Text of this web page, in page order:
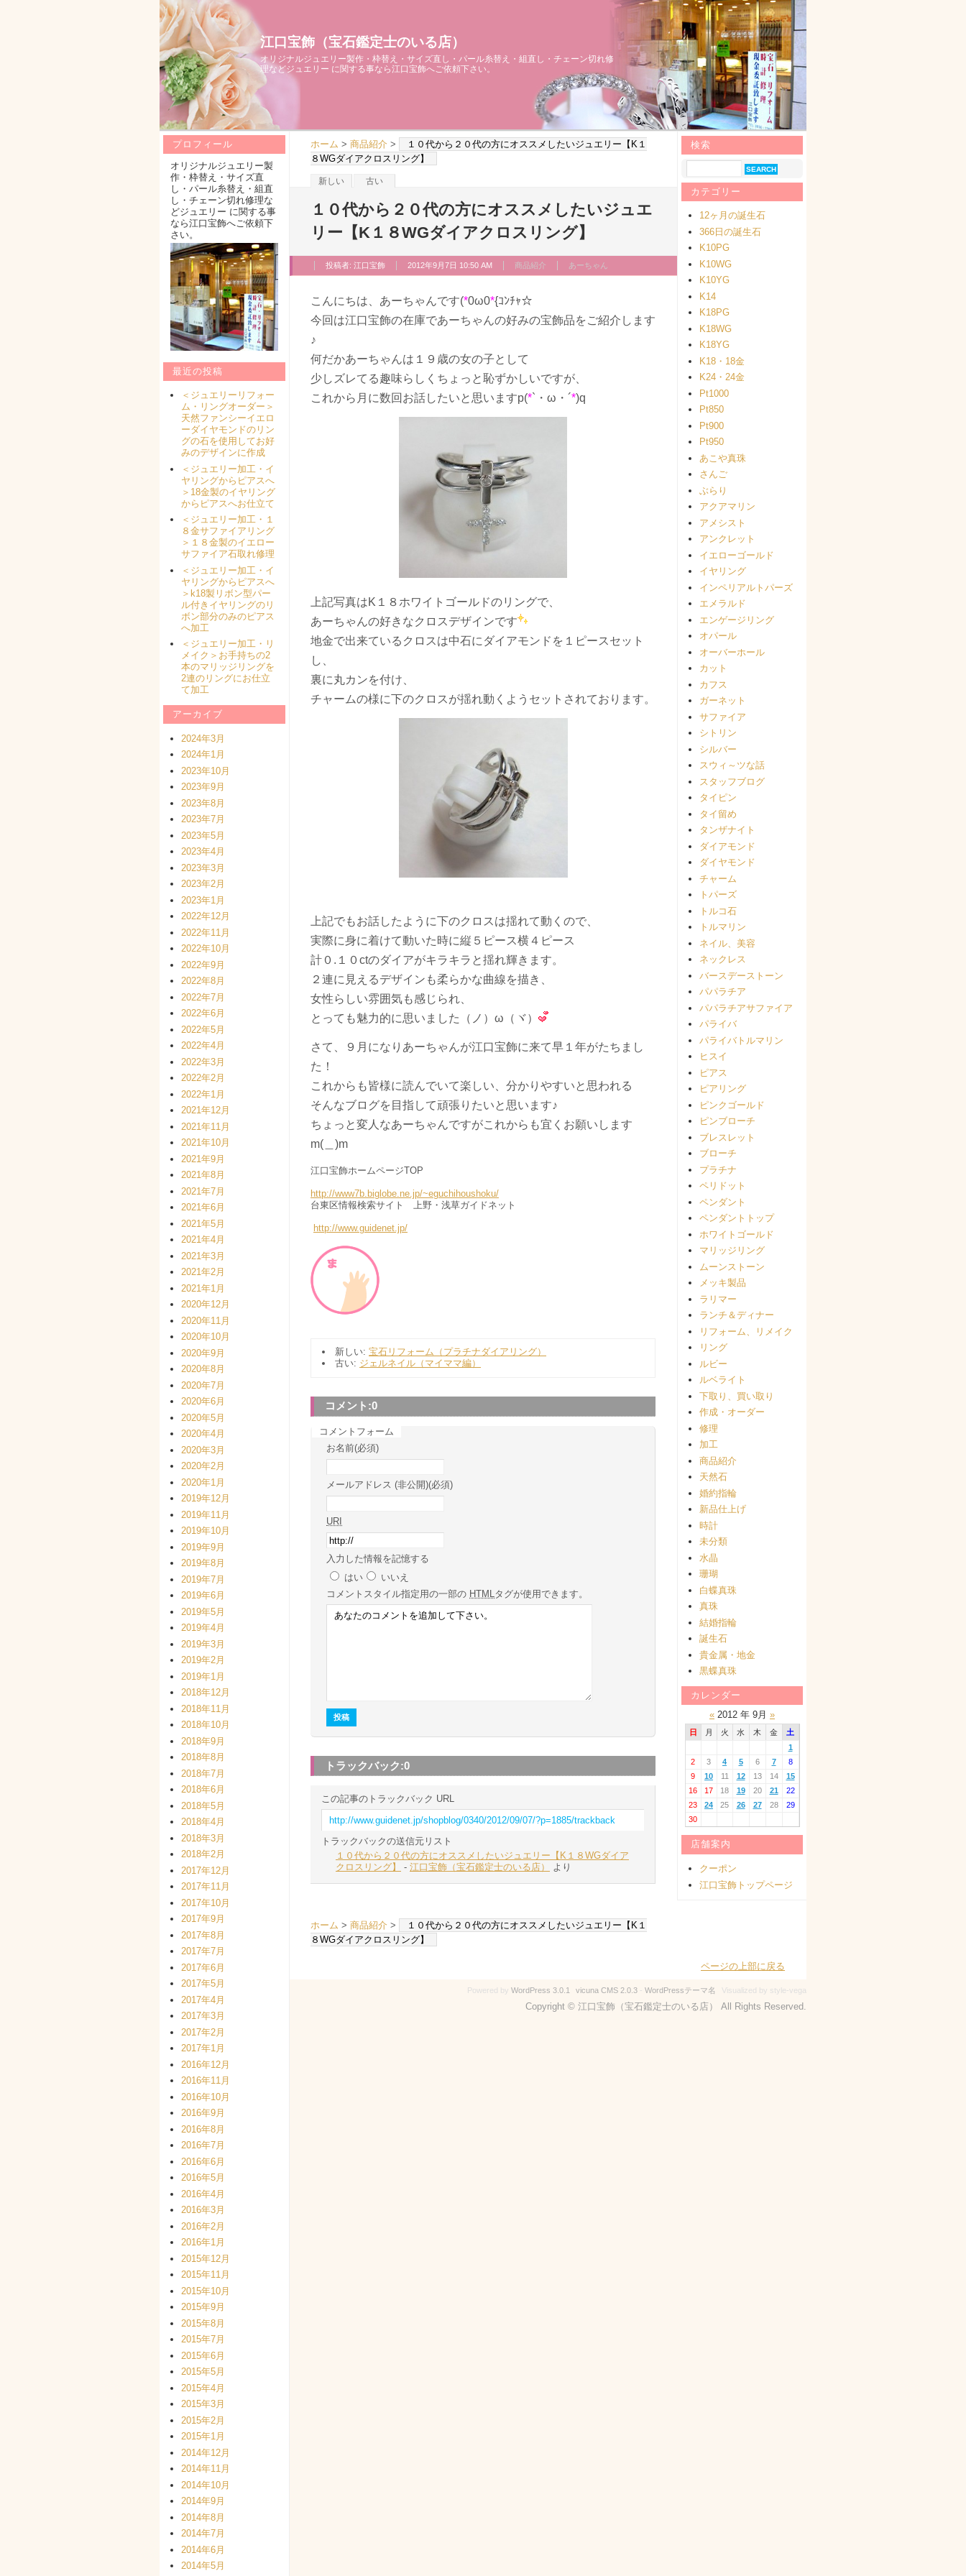
江口宝飾（宝石鑑定士のいる店）
オリジナルジュエリー製作・枠替え・サイズ直し・パール糸替え・組直し・チェーン切れ修
理などジュエリー に関する事なら江口宝飾へご依頼下さい。
ホーム > 商品紹介 >
１０代から２０代の方にオススメしたいジュエリー【K１
８WGダイアクロスリング】
新しい 古い
１０代から２０代の方にオススメしたいジュエ
リー【K１８WGダイアクロスリング】
投稿者: 江口宝飾 2012年9月7日 10:50 AM 商品紹介 あーちゃん
こんにちは、あーちゃんです(*0ω0*{ｺﾝﾁｬ☆
今回は江口宝飾の在庫であーちゃんの好みの宝飾品をご紹介します
♪
何だかあーちゃんは１９歳の女の子として
少しズレてる趣味らしくちょっと恥ずかしいですが、
これから月に数回お話したいと思いますp(*`・ω・´*)q
上記写真はK１８ホワイトゴールドのリングで、
あーちゃんの好きなクロスデザインです
地金で出来ているクロスは中石にダイアモンドを１ピースセット
し、
裏に丸カンを付け、
チャームの様に下のクロスが揺れ動くようセットされております。
上記でもお話したように下のクロスは揺れて動くので、
実際に身に着けて動いた時に縦５ピース横４ピース
計０.１０ctのダイアがキラキラと揺れ輝きます。
２連に見えるデザインも柔らかな曲線を描き、
女性らしい雰囲気も感じられ、
とっても魅力的に思いました（ノ）ω（ヾ）
さて、９月になりあーちゃんが江口宝飾に来て早１年がたちまし
た！
これからも皆様に読んでいて楽しい、分かりやすいと思われる
そんなブログを目指して頑張りたいと思います♪
ちょっと変人なあーちゃんですがこれからも宜くお願いします
m(＿)m
江口宝飾ホームページTOP
http://www7b.biglobe.ne.jp/~eguchihoushoku/
台東区情報検索サイト 上野・浅草ガイドネット
http://www.guidenet.jp/
新しい: 宝石リフォーム（プラチナダイアリング）
古い: ジェルネイル（マイママ編）
コメント:0
コメントフォーム
お名前(必須)
メールアドレス (非公開)(必須)
URI
入力した情報を記憶する
はい
いいえ
コメント スタイル指定用の一部の HTML タグが使用できます。
トラックバック:0
この記事のトラックバック URL
http://www.guidenet.jp/shopblog/0340/2012/09/07/?p=1885/trackback
トラックバックの送信元リスト
１０代から２０代の方にオススメしたいジュエリー【K１８WGダイア
クロスリング】
- 江口宝飾（宝石鑑定士のいる店） より
ホーム > 商品紹介 >
１０代から２０代の方にオススメしたいジュエリー【K１
８WGダイアクロスリング】
プロフィール
オリジナルジュエリー製
作・枠替え・サイズ直
し・パール糸替え・組直
し・チェーン切れ修理な
どジュエリー に関する事
なら江口宝飾へご依頼下
さい。
最近の投稿
＜ジュエリーリフォー
ム・リングオーダー＞
天然ファンシーイエロ
ーダイヤモンドのリン
グの石を使用してお好
みのデザインに作成
＜ジュエリー加工・イ
ヤリングからピアスへ
＞18金製のイヤリング
からピアスへお仕立て
＜ジュエリー加工・１
８金サファイアリング
＞１８金製のイエロー
サファイア石取れ修理
＜ジュエリー加工・イ
ヤリングからピアスへ
＞k18製リボン型パー
ル付きイヤリングのリ
ボン部分のみのピアス
へ加工
＜ジュエリー加工・リ
メイク＞お手持ちの2
本のマリッジリングを
2連のリングにお仕立
て加工
アーカイブ
2024年3月
2024年1月
2023年10月
2023年9月
2023年8月
2023年7月
2023年5月
2023年4月
2023年3月
2023年2月
2023年1月
2022年12月
2022年11月
2022年10月
2022年9月
2022年8月
2022年7月
2022年6月
2022年5月
2022年4月
2022年3月
2022年2月
2022年1月
2021年12月
2021年11月
2021年10月
2021年9月
2021年8月
2021年7月
2021年6月
2021年5月
2021年4月
2021年3月
2021年2月
2021年1月
2020年12月
2020年11月
2020年10月
2020年9月
2020年8月
2020年7月
2020年6月
2020年5月
2020年4月
2020年3月
2020年2月
2020年1月
2019年12月
2019年11月
2019年10月
2019年9月
2019年8月
2019年7月
2019年6月
2019年5月
2019年4月
2019年3月
2019年2月
2019年1月
2018年12月
2018年11月
2018年10月
2018年9月
2018年8月
2018年7月
2018年6月
2018年5月
2018年4月
2018年3月
2018年2月
2017年12月
2017年11月
2017年10月
2017年9月
2017年8月
2017年7月
2017年6月
2017年5月
2017年4月
2017年3月
2017年2月
2017年1月
2016年12月
2016年11月
2016年10月
2016年9月
2016年8月
2016年7月
2016年6月
2016年5月
2016年4月
2016年3月
2016年2月
2016年1月
2015年12月
2015年11月
2015年10月
2015年9月
2015年8月
2015年7月
2015年6月
2015年5月
2015年4月
2015年3月
2015年2月
2015年1月
2014年12月
2014年11月
2014年10月
2014年9月
2014年8月
2014年7月
2014年6月
2014年5月
検索
カテゴリー
12ヶ月の誕生石
366日の誕生石
K10PG
K10WG
K10YG
K14
K18PG
K18WG
K18YG
K18・18金
K24・24金
Pt1000
Pt850
Pt900
Pt950
あこや真珠
さんご
ぶらり
アクアマリン
アメシスト
アンクレット
イエローゴールド
イヤリング
インペリアルトパーズ
エメラルド
エンゲージリング
オパール
オーバーホール
カット
カフス
ガーネット
サファイア
シトリン
シルバー
スウィ～ツな話
スタッフブログ
タイピン
タイ留め
タンザナイト
ダイアモンド
ダイヤモンド
チャーム
トパーズ
トルコ石
トルマリン
ネイル、美容
ネックレス
バースデーストーン
パパラチア
パパラチアサファイア
パライバ
パライバトルマリン
ヒスイ
ピアス
ピアリング
ピンクゴールド
ピンブローチ
ブレスレット
ブローチ
プラチナ
ペリドット
ペンダント
ペンダントトップ
ホワイトゴールド
マリッジリング
ムーンストーン
メッキ製品
ラリマー
ランチ＆ディナー
リフォーム、リメイク
リング
ルビー
ルベライト
下取り、買い取り
作成・オーダー
修理
加工
商品紹介
天然石
婚約指輪
新品仕上げ
時計
未分類
水晶
珊瑚
白蝶真珠
真珠
結婚指輪
誕生石
貴金属・地金
黒蝶真珠
カレンダー
« 2012 年 9月 »
日 月 火 水 木 金
土
1
2
3 4 5 6 7
8
9
10 11 12 13 14
15
16
17 18 19 20 21
22
23
24 25 26 27 28
29
30
店舗案内
クーポン
江口宝飾トップページ
ページの上部に戻る
Powered by WordPress 3.0.1 vicuna CMS 2.0.3 - WordPressテーマ名 Visualized by style-vega
Copyright © 江口宝飾（宝石鑑定士のいる店） All Rights Reserved.